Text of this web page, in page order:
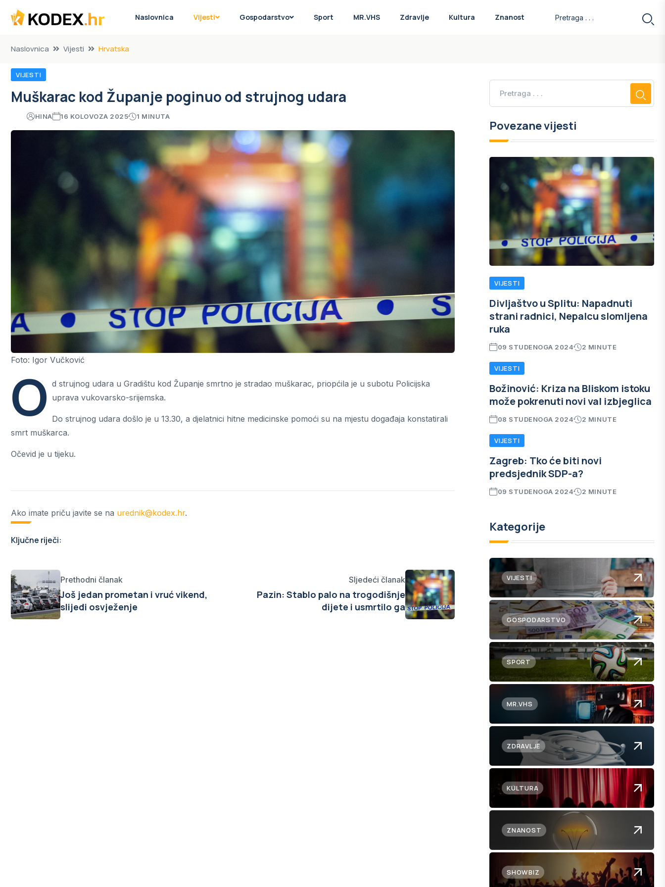
Naslovnica Vijesti Gospodarstvo Sport MR.VHS Zdravlje Kultura Znanost
Naslovnica Vijesti Hrvatska
VIJESTI
Muškarac kod Županje poginuo od strujnog udara
HINA 16 KOLOVOZA 2025 1 MINUTA
Foto: Igor Vučković
O d strujnog udara u Gradištu kod Županje smrtno je stradao muškarac, priopćila je u subotu Policijska
uprava vukovarsko-srijemska.
Do strujnog udara došlo je u 13.30, a djelatnici hitne medicinske pomoći su na mjestu događaja konstatirali
smrt muškarca.
Očevid je u tijeku.
Ako imate priču javite se na urednik@kodex.hr.
Ključne riječi:
Prethodni članak
Još jedan prometan i vruć vikend,
slijedi osvježenje
Sljedeći članak
Pazin: Stablo palo na trogodišnje
dijete i usmrtilo ga
Povezane vijesti
VIJESTI
Divljaštvo u Splitu: Napadnuti
strani radnici, Nepalcu slomljena
ruka
09 STUDENOGA 2024 2 MINUTE
VIJESTI
Božinović: Kriza na Bliskom istoku
može pokrenuti novi val izbjeglica
08 STUDENOGA 2024 2 MINUTE
VIJESTI
Zagreb: Tko će biti novi
predsjednik SDP-a?
09 STUDENOGA 2024 2 MINUTE
Kategorije
VIJESTI
GOSPODARSTVO
SPORT
MR.VHS
ZDRAVLJE
KULTURA
ZNANOST
SHOWBIZ